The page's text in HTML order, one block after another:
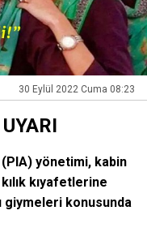
30 Eylül 2022 Cuma 08:23
yönetimi, kabin
kıyafetlerine
giymeleri konusunda